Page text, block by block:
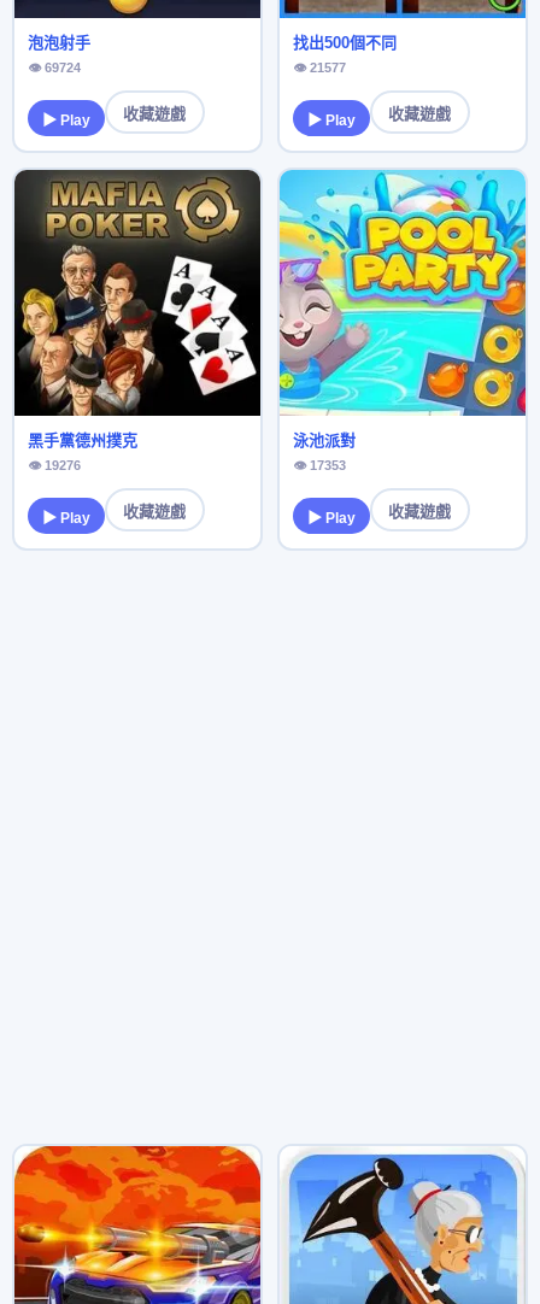
泡泡射手
👁 69724
▶ Play 收藏遊戲
找出500個不同
👁 21577
▶ Play 收藏遊戲
黑手黨德州撲克
👁 19276
▶ Play 收藏遊戲
泳池派對
👁 17353
▶ Play 收藏遊戲